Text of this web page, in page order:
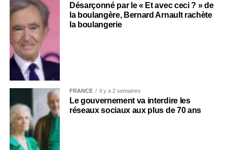
Désarçonné par le « Et avec ceci ? » de
la boulangère, Bernard Arnault rachète
la boulangerie
FRANCE Il y a 2 semaines
Le gouvernement va interdire les
réseaux sociaux aux plus de 70 ans